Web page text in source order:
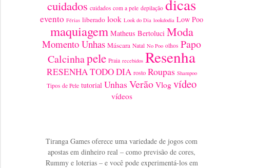
cuidados cuidados com a pele depilação dicas
evento Férias liberado look Look do Dia lookdodia Low Poo
maquiagem Matheus Bertoluci Moda
Momento Unhas Máscara Natal No Poo olhos Papo
Calcinhapele Praia recebidos Resenha
RESENHA TODO DIA rosto Roupas Shampoo
Tipos de Pele tutorial Unhas Verão Vlog vídeo
vídeos
Tiranga Games oferece uma variedade de jogos com
apostas em dinheiro real – como previsão de cores,
Rummy e loterias – e você pode experimentá-los em